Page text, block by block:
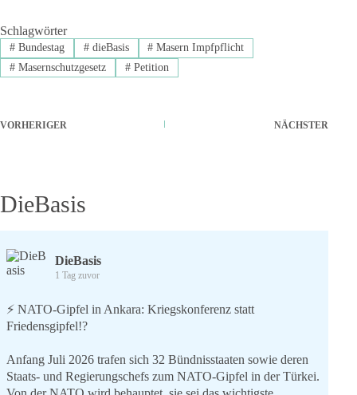
Schlagwörter
#Bundestag #dieBasis # Masern Impfpflicht
#Masernschutzgesetz #Petition
VORHERIGER NÄCHSTER
DieBasis
DieBasis
1 Tag zuvor
⚡️ NATO-Gipfel in Ankara: Kriegskonferenz statt
Friedensgipfel!?
Anfang Juli 2026 trafen sich 32 Bündnisstaaten sowie deren
Staats- und Regierungschefs zum NATO-Gipfel in der Türkei.